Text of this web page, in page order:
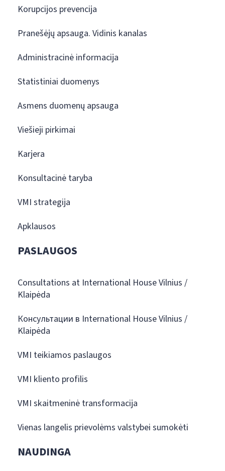
Korupcijos prevencija
Pranešėjų apsauga. Vidinis kanalas
Administracinė informacija
Statistiniai duomenys
Asmens duomenų apsauga
Viešieji pirkimai
Karjera
Konsultacinė taryba
VMI strategija
Apklausos
PASLAUGOS
Consultations at International House Vilnius /
Klaipėda
Консультации в International House Vilnius /
Klaipėda
VMI teikiamos paslaugos
VMI kliento profilis
VMI skaitmeninė transformacija
Vienas langelis prievolėms valstybei sumokėti
NAUDINGA